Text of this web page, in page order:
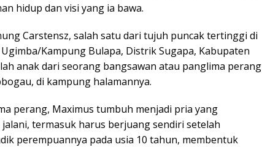
hidup dan visi yang ia bawa.
Carstensz, salah satu dari tujuh puncak tertinggi di
Kampung Bulapa, Distrik Sugapa, Kabupaten
anak dari seorang bangsawan atau panglima perang
di kampung halamannya.
perang, Maximus tumbuh menjadi pria yang
termasuk harus berjuang sendiri setelah
perempuannya pada usia 10 tahun, membentuk